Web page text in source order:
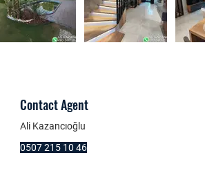
Contact Agent
Ali Kazancıoğlu
0507 215 10 46